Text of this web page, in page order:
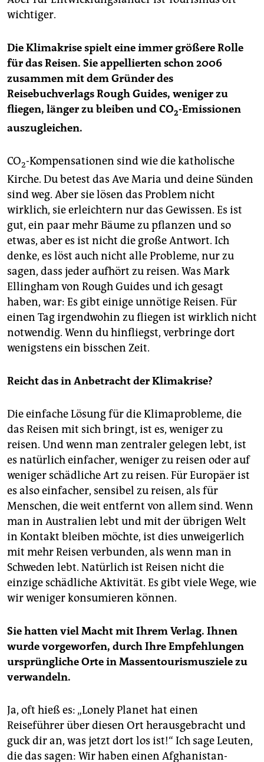
wichtiger.
Die Klimakrise spielt eine immer größere Rolle
für das Reisen. Sie appellierten schon 2006
zusammen mit dem Gründer des
Reisebuchverlags Rough Guides, weniger zu
fliegen, länger zu bleiben und CO2-Emissionen
auszugleichen.
CO2-Kompensationen sind wie die katholische
Kirche. Du betest das Ave Maria und deine Sünden
sind weg. Aber sie lösen das Problem nicht
wirklich, sie erleichtern nur das Gewissen. Es ist
gut, ein paar mehr Bäume zu pflanzen und so
etwas, aber es ist nicht die große Antwort. Ich
denke, es löst auch nicht alle Probleme, nur zu
sagen, dass jeder aufhört zu reisen. Was Mark
Ellingham von Rough Guides und ich gesagt
haben, war: Es gibt einige unnötige Reisen. Für
einen Tag irgendwohin zu fliegen ist wirklich nicht
notwendig. Wenn du hinfliegst, verbringe dort
wenigstens ein bisschen Zeit.
Reicht das in Anbetracht der Klimakrise?
Die einfache Lösung für die Klimaprobleme, die
das Reisen mit sich bringt, ist es, weniger zu
reisen. Und wenn man zentraler gelegen lebt, ist
es natürlich einfacher, weniger zu reisen oder auf
weniger schädliche Art zu reisen. Für Europäer ist
es also einfacher, sensibel zu reisen, als für
Menschen, die weit entfernt von allem sind. Wenn
man in Australien lebt und mit der übrigen Welt
in Kontakt bleiben möchte, ist dies unweigerlich
mit mehr Reisen verbunden, als wenn man in
Schweden lebt. Natürlich ist Reisen nicht die
einzige schädliche Aktivität. Es gibt viele Wege, wie
wir weniger konsumieren können.
Sie hatten viel Macht mit Ihrem Verlag. Ihnen
wurde vorgeworfen, durch Ihre Empfehlungen
ursprüngliche Orte in Massentourismusziele zu
verwandeln.
Ja, oft hieß es: „Lonely Planet hat einen
Reiseführer über diesen Ort herausgebracht und
guck dir an, was jetzt dort los ist!“ Ich sage Leuten,
die das sagen: Wir haben einen Afghanistan-